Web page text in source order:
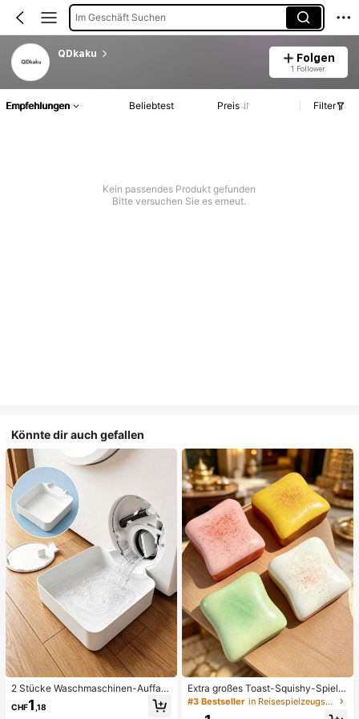
Im Geschäft Suchen
QDkaku Folgen
1 Follower
Empfehlungen Beliebtest Preis Filter
Kein passendes Produkt gefunden
Bitte versuchen Sie es erneut.
Könnte dir auch gefallen
2 Stücke Waschmaschinen-Auffan
gwanne Tropfschale, wasserdichte
Bodenschutzmatte für Waschraum,
CHF1 ,18
Extra großes Toast-Squishy-Spielz
eug, superweiches Buttertoast-Stre
ssabbau-Drückspielzeug, erhältlich
#3 Bestseller in Reisespielzeugset Quetschspielzeug für Teenager